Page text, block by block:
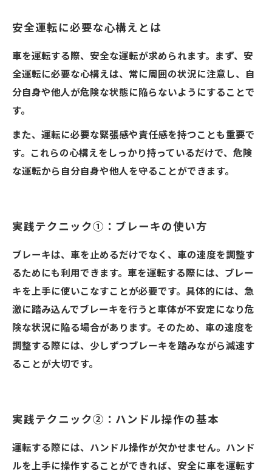
安全運転に必要な心構えとは
車を運転する際、安全な運転が求められます。まず、安
全運転に必要な心構えは、常に周囲の状況に注意し、自
分自身や他人が危険な状態に陥らないようにすることで
す。
また、運転に必要な緊張感や責任感を持つことも重要で
す。これらの心構えをしっかり持っているだけで、危険
な運転から自分自身や他人を守ることができます。
実践テクニック①：ブレーキの使い方
ブレーキは、車を止めるだけでなく、車の速度を調整す
るためにも利用できます。車を運転する際には、ブレー
キを上手に使いこなすことが必要です。具体的には、急
激に踏み込んでブレーキを行うと車体が不安定になり危
険な状況に陥る場合があります。そのため、車の速度を
調整する際には、少しずつブレーキを踏みながら減速す
ることが大切です。
実践テクニック②：ハンドル操作の基本
運転する際には、ハンドル操作が欠かせません。ハンド
ルを上手に操作することができれば、安全に車を運転す